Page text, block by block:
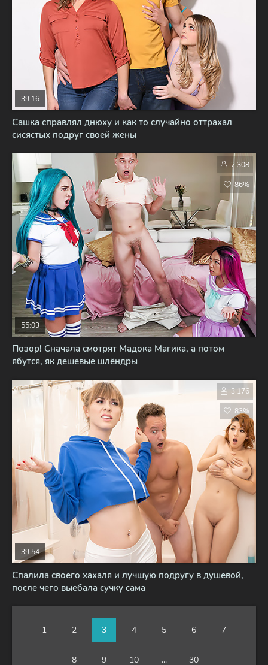
Сашка справлял днюху и как то случайно оттрахал
сисястых подруг своей жены
39:16
Позор! Сначала смотрят Мадока Магика, а потом
ябутся, як дешевые шлёндры
55:03
2 308
86%
Спалила своего хахаля и лучшую подругу в душевой,
после чего выебала сучку сама
39:54
3 176
83%
1 2 3 4 5 6 7
8 9 10 ... 30